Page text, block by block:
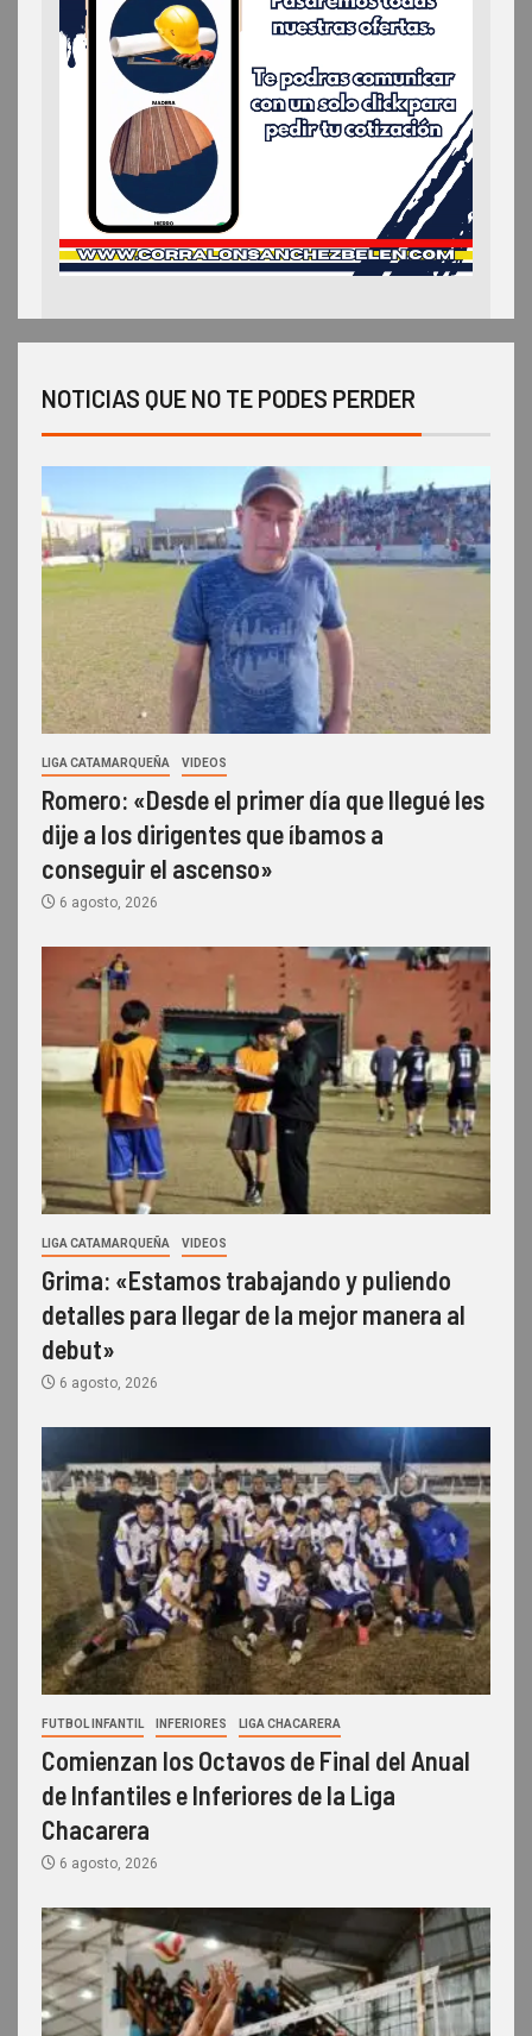
NOTICIAS QUE NO TE PODES PERDER
LIGA CATAMARQUEÑA VIDEOS
Romero: «Desde el primer día que llegué les
dije a los dirigentes que íbamos a
conseguir el ascenso»
6 agosto, 2026
LIGA CATAMARQUEÑA VIDEOS
Grima: «Estamos trabajando y puliendo
detalles para llegar de la mejor manera al
debut»
6 agosto, 2026
FUTBOL INFANTIL INFERIORES LIGA CHACARERA
Comienzan los Octavos de Final del Anual
de Infantiles e Inferiores de la Liga
Chacarera
6 agosto, 2026